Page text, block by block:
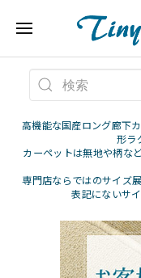
高機能な国産ロング廊下
形ラ
カーペットは無地や柄な
専門店ならではのサイズ
表記にないサ